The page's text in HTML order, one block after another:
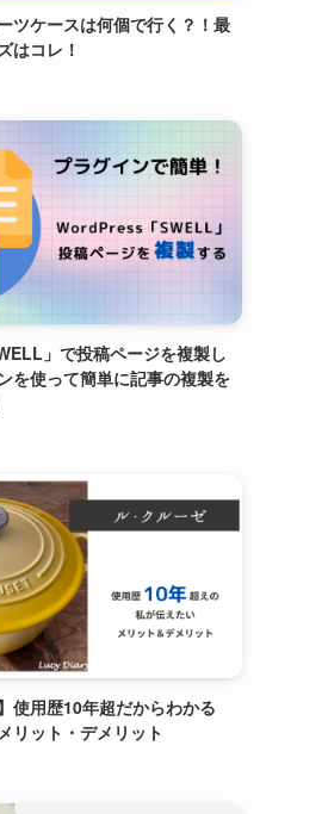
ツケースは何個で行く？！最
はコレ！
」で投稿ページを複製し
を使って簡単に記事の複製を
使用歴10年超だからわかる
リット・デメリット